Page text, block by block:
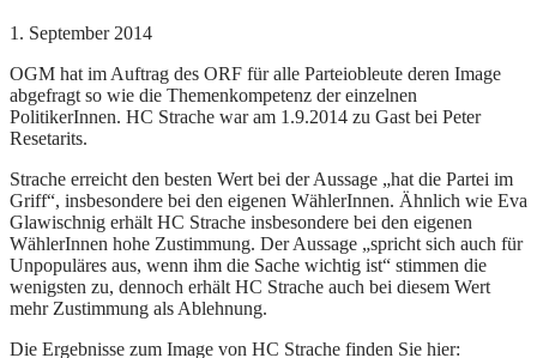
1. September 2014
OGM hat im Auftrag des ORF für alle Parteiobleute deren Image
abgefragt so wie die Themenkompetenz der einzelnen
PolitikerInnen. HC Strache war am 1.9.2014 zu Gast bei Peter
Resetarits.
Strache erreicht den besten Wert bei der Aussage „hat die Partei im
Griff“, insbesondere bei den eigenen WählerInnen. Ähnlich wie Eva
Glawischnig erhält HC Strache insbesondere bei den eigenen
WählerInnen hohe Zustimmung. Der Aussage „spricht sich auch für
Unpopuläres aus, wenn ihm die Sache wichtig ist“ stimmen die
wenigsten zu, dennoch erhält HC Strache auch bei diesem Wert
mehr Zustimmung als Ablehnung.
Die Ergebnisse zum Image von HC Strache finden Sie hier: